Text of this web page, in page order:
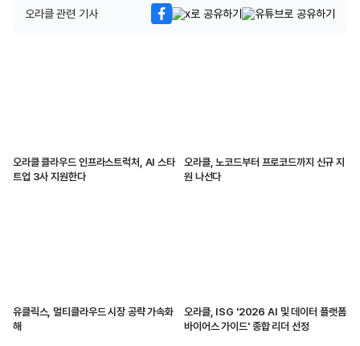
오라클 관련 기사
오라클 클라우드 인프라스트럭처, AI 스타
트업 3사 지원한다
오라클, 노코드부터 프로코드까지 신규 지
원 나선다
유클릭스, 멀티클라우드 시장 공략 가속화
해
오라클, ISG '2026 AI 및 데이터 플랫폼
바이어스 가이드' 종합 리더 선정